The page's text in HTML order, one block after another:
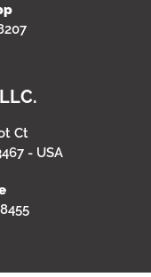
Ct
- USA